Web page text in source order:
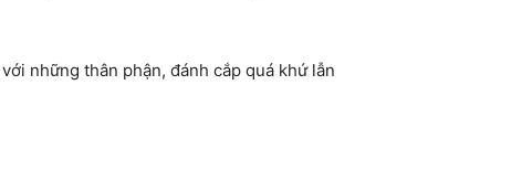
những thân phận, đánh cắp quá khứ lẫn